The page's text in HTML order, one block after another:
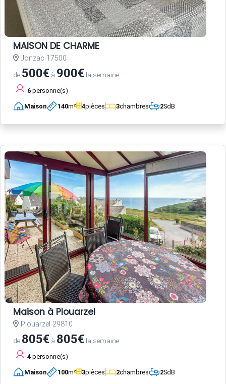
MAISON DE CHARME
Jonzac 17500
de 500€ à 900€ la semaine
6 personne(s)
Maison 140m² 4pièces 3chambres 2SdB
Maison à Plouarzel
Plouarzel 29810
de 805€ à 805€ la semaine
4 personne(s)
Maison 100m² 3pièces 2chambres 2SdB